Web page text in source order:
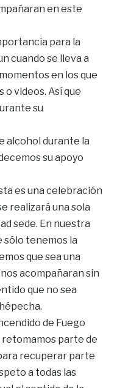
en este
para la
cuando se lleva a
en los que
videos. Así que
su
alcohol durante la
su apoyo
es una celebración
realizará una sola
sede. En nuestra
sólo tenemos la
que sea una
acompañaran sin
que no sea
de Fuego
retomamos parte de
recuperar parte
a todas las